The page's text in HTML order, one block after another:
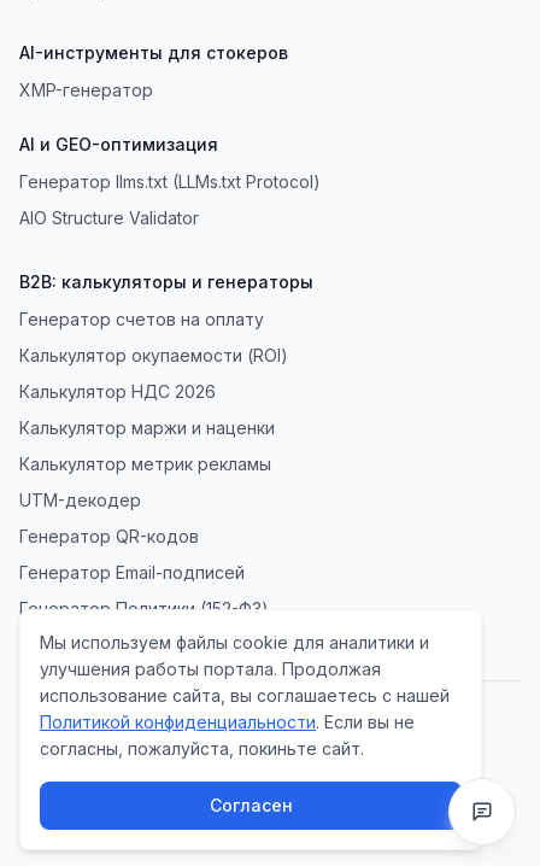
AI-инструменты для стокеров
XMP-генератор
AI и GEO-оптимизация
Генератор llms.txt (LLMs.txt Protocol)
AIO Structure Validator
B2B: калькуляторы и генераторы
Генератор счетов на оплату
Калькулятор окупаемости (ROI)
Калькулятор НДС 2026
Калькулятор маржи и наценки
Калькулятор метрик рекламы
UTM-декодер
Генератор QR-кодов
Генератор Email-подписей
Генератор Политики (152-ФЗ)
Политика конфиденциальности
Согласие на обработку данных
© 2026 Tool Radar Lab. Все права защищены.
Мы используем файлы cookie для аналитики и
улучшения работы портала. Продолжая
использование сайта, вы соглашаетесь с нашей
Политикой конфиденциальности. Если вы не
согласны, пожалуйста, покиньте сайт.
Согласен